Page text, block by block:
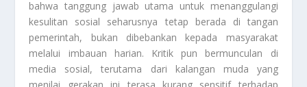
bahwa tanggung jawab utama untuk menanggulangi
kesulitan sosial seharusnya tetap berada di tangan
pemerintah, bukan dibebankan kepada masyarakat
melalui imbauan harian. Kritik pun bermunculan di
media sosial, terutama dari kalangan muda yang